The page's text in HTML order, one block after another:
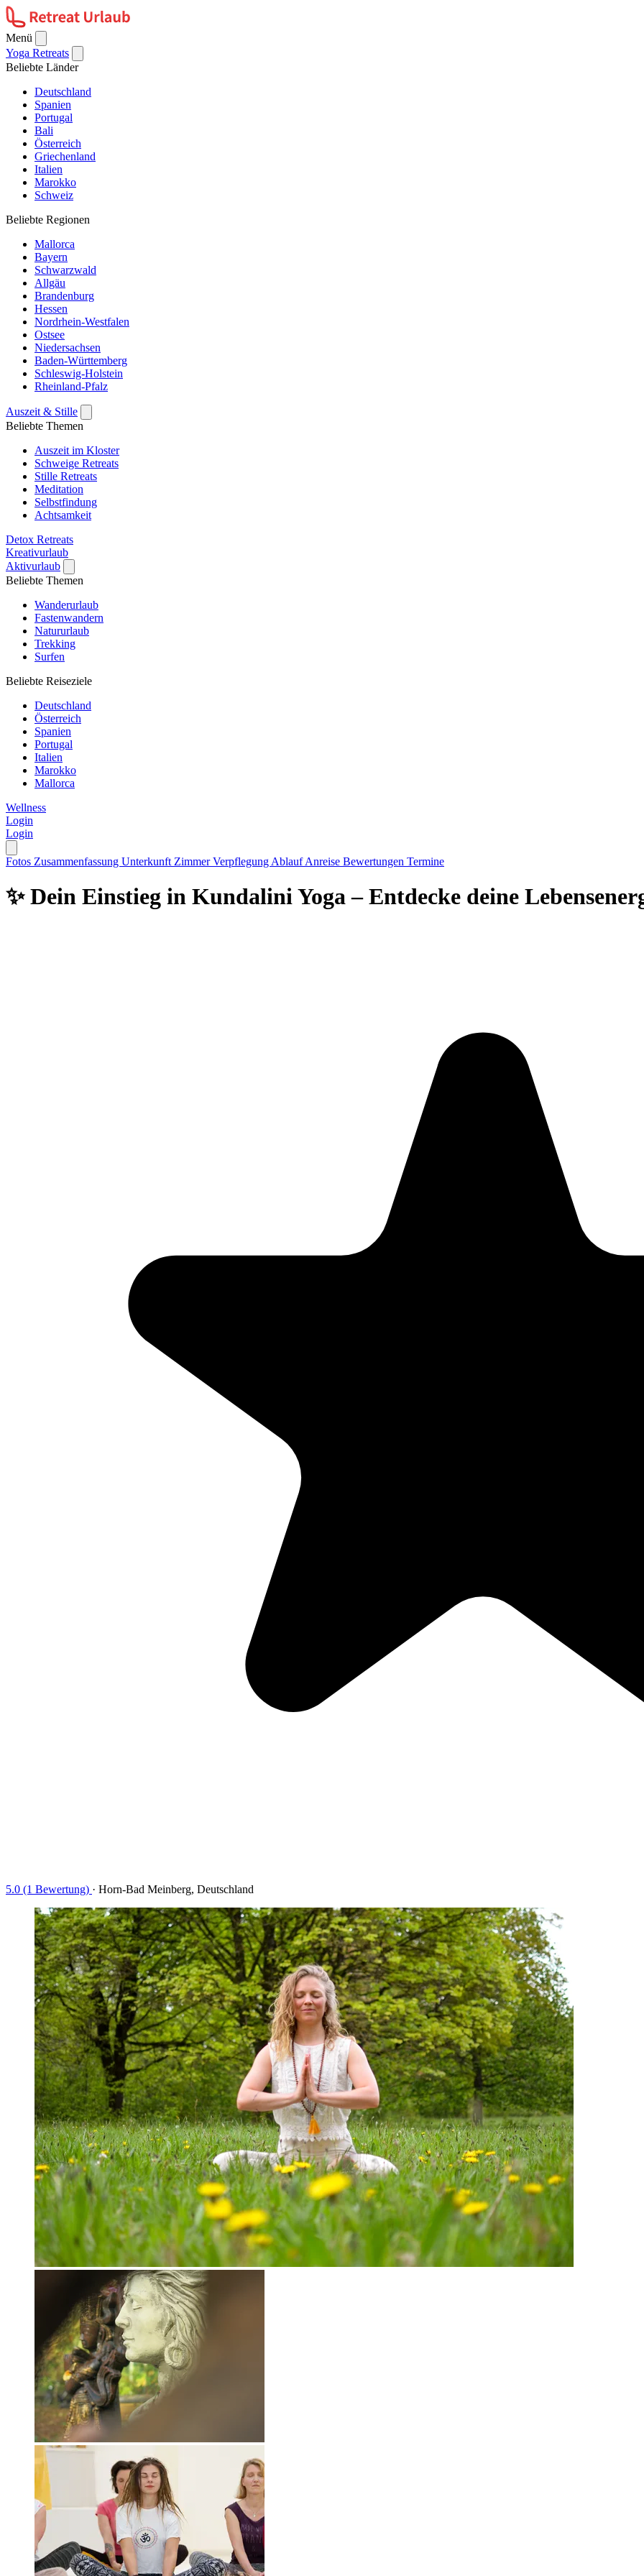
Menü
Yoga Retreats
Beliebte Länder
Deutschland
Spanien
Portugal
Bali
Österreich
Griechenland
Italien
Marokko
Schweiz
Beliebte Regionen
Mallorca
Bayern
Schwarzwald
Allgäu
Brandenburg
Hessen
Nordrhein-Westfalen
Ostsee
Niedersachsen
Baden-Württemberg
Schleswig-Holstein
Rheinland-Pfalz
Auszeit & Stille
Beliebte Themen
Auszeit im Kloster
Schweige Retreats
Stille Retreats
Meditation
Selbstfindung
Achtsamkeit
Detox Retreats
Kreativurlaub
Aktivurlaub
Beliebte Themen
Wanderurlaub
Fastenwandern
Natururlaub
Trekking
Surfen
Beliebte Reiseziele
Deutschland
Österreich
Spanien
Portugal
Italien
Marokko
Mallorca
Wellness
Login
Login
Fotos Zusammenfassung Unterkunft ZimmerVerpflegung AblaufAnreise Bewertungen Termine
✨ Dein Einstieg in Kundalini Yoga – Entdecke deine
5.0 (1 Bewertung) · Horn-Bad Meinberg, Deutschland